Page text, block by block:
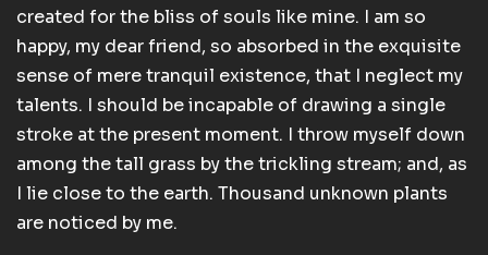
created for the bliss of souls like mine. I am so
happy, my dear friend, so absorbed in the exquisite
sense of mere tranquil existence, that I neglect my
talents. I should be incapable of drawing a single
stroke at the present moment. I throw myself down
among the tall grass by the trickling stream; and, as
I lie close to the earth. Thousand unknown plants
are noticed by me.